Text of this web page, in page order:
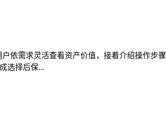
依需求灵活查看资产价值，接着介绍操作步
选择后保...